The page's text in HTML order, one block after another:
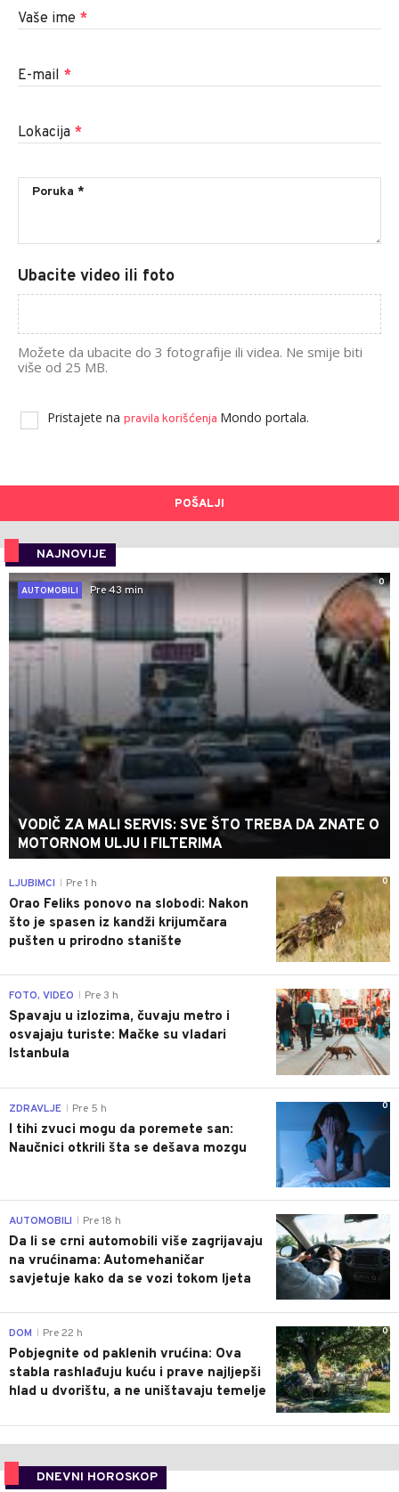
Vaše ime *
E-mail *
Lokacija *
Ubacite video ili foto
Možete da ubacite do 3 fotografije ili videa. Ne smije biti
više od 25 MB.
Pristajete na pravila korišćenja Mondo portala.
POŠALJI
NAJNOVIJE
0
AUTOMOBILI
Pre 43 min
VODIČ ZA MALI SERVIS: SVE ŠTO TREBA DA ZNATE O
MOTORNOM ULJU I FILTERIMA
0
LJUBIMCI Pre 1 h
Orao Feliks ponovo na slobodi: Nakon
što je spasen iz kandži krijumčara
pušten u prirodno stanište
0
FOTO, VIDEO Pre 3 h
Spavaju u izlozima, čuvaju metro i
osvajaju turiste: Mačke su vladari
Istanbula
0
ZDRAVLJE Pre 5 h
I tihi zvuci mogu da poremete san:
Naučnici otkrili šta se dešava mozgu
0
AUTOMOBILI Pre 18 h
Da li se crni automobili više zagrijavaju
na vrućinama: Automehaničar
savjetuje kako da se vozi tokom ljeta
0
DOM Pre 22 h
Pobjegnite od paklenih vrućina: Ova
stabla rashlađuju kuću i prave najljepši
hlad u dvorištu, a ne uništavaju temelje
DNEVNI HOROSKOP